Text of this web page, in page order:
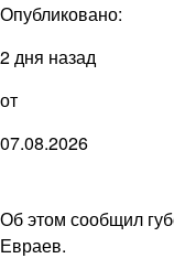
Опубликовано:
2 дня назад
от
07.08.2026
Об этом сообщил
Евраев.